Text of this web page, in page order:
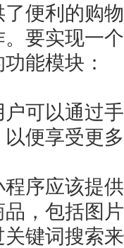
便利的购
要实现一
能模块：
可以通过
便享受更
序应该提
，包括图
键词搜索